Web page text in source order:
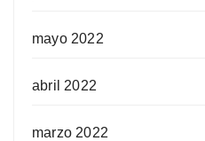
mayo 2022
abril 2022
marzo 2022